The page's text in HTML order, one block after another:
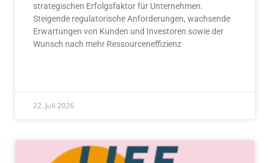
strategischen Erfolgsfaktor für Unternehmen.
Steigende regulatorische Anforderungen, wachsende
Erwartungen von Kunden und Investoren sowie der
Wunsch nach mehr Ressourceneffizienz
22. Juli 2026